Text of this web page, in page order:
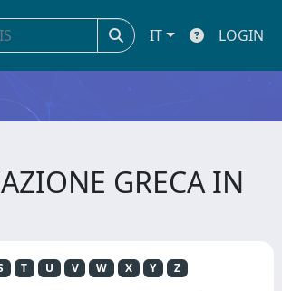
IT LOGIN
GRECA IN
T U V W X Y Z